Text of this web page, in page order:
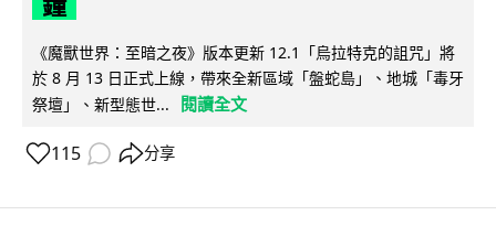
《魔獸世界：至暗之夜》版本更新 12.1「烏拉特克的詛咒」將
於 8 月 13 日正式上線，帶來全新區域「盤蛇島」、地城「毒牙
祭壇」、新型態世...
閱讀全文
115 分享